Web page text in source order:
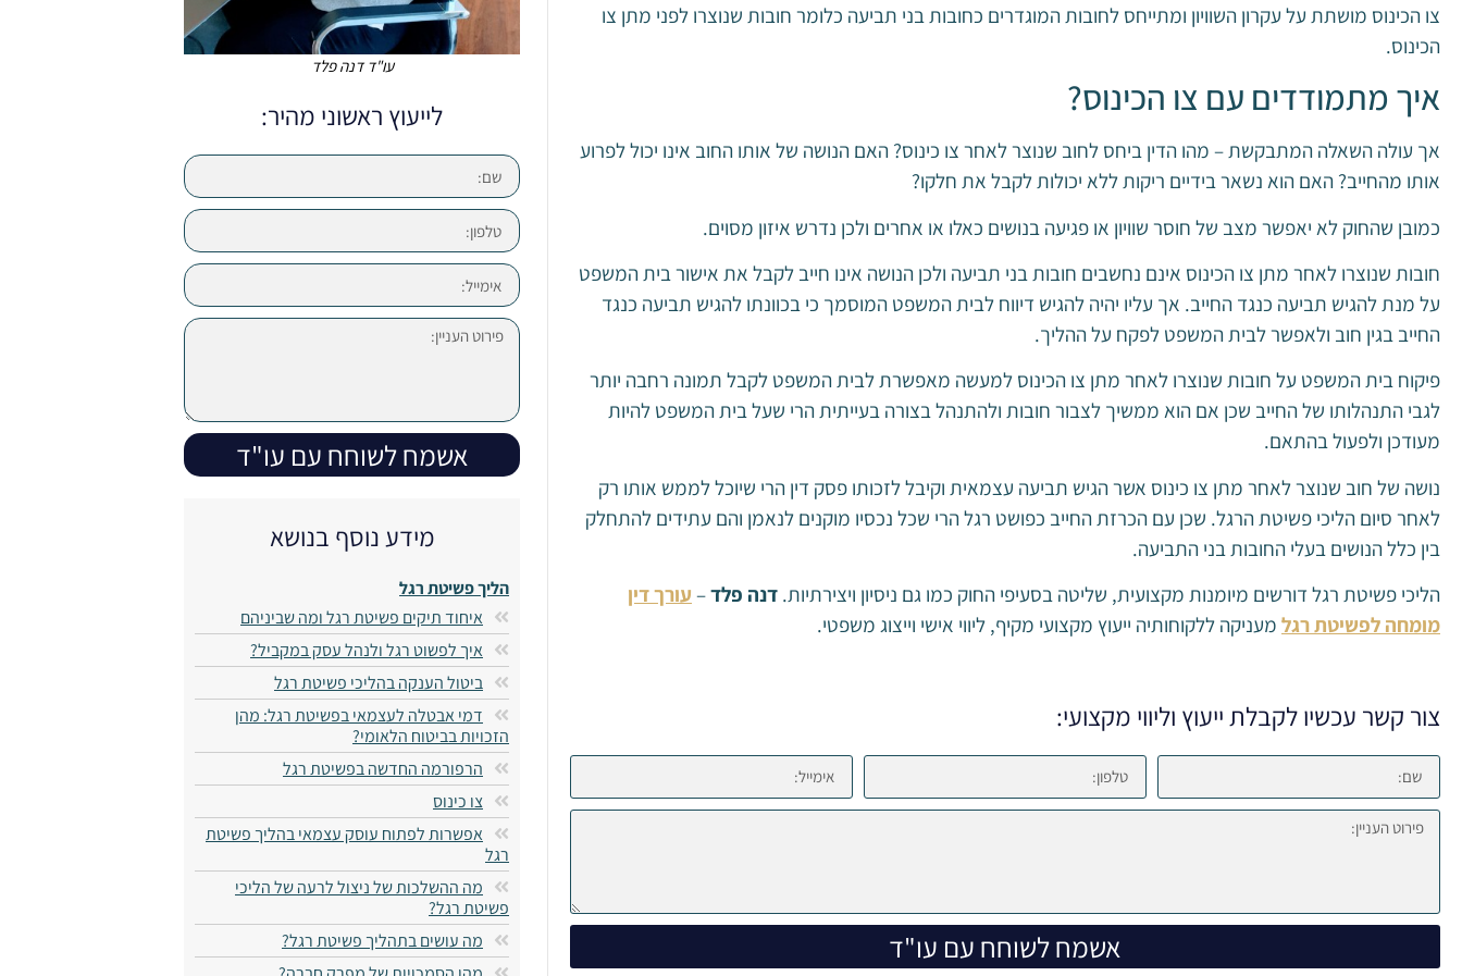
צו הכינוס מושתת על עקרון השוויון ומתייחס לחובות המוגדרים כחובות בני תביעה כלומר חובות שנוצרו לפני מתן צו
הכינוס.
איך מתמודדים עם צו הכינוס?
אך עולה השאלה המתבקשת – מהו הדין ביחס לחוב שנוצר לאחר צו כינוס? האם הנושה של אותו החוב אינו יכול לפרוע
אותו מהחייב? האם הוא נשאר בידיים ריקות ללא יכולות לקבל את חלקו?
כמובן שהחוק לא יאפשר מצב של חוסר שוויון או פגיעה בנושים כאלו או אחרים ולכן נדרש איזון מסוים.
חובות שנוצרו לאחר מתן צו הכינוס אינם נחשבים חובות בני תביעה ולכן הנושה אינו חייב לקבל את אישור בית המשפט
על מנת להגיש תביעה כנגד החייב. אך עליו יהיה להגיש דיווח לבית המשפט המוסמך כי בכוונתו להגיש תביעה כנגד
החייב בגין חוב ולאפשר לבית המשפט לפקח על ההליך.
פיקוח בית המשפט על חובות שנוצרו לאחר מתן צו הכינוס למעשה מאפשרת לבית המשפט לקבל תמונה רחבה יותר
לגבי התנהלותו של החייב שכן אם הוא ממשיך לצבור חובות ולהתנהל בצורה בעייתית הרי שעל בית המשפט להיות
מעודכן ולפעול בהתאם.
נושה של חוב שנוצר לאחר מתן צו כינוס אשר הגיש תביעה עצמאית וקיבל לזכותו פסק דין הרי שיוכל לממש אותו רק
לאחר סיום הליכי פשיטת הרגל. שכן עם הכרזת החייב כפושט רגל הרי שכל נכסיו מוקנים לנאמן והם עתידים להתחלק
בין כלל הנושים בעלי החובות בני התביעה.
הליכי פשיטת רגל דורשים מיומנות מקצועית, שליטה בסעיפי החוק כמו גם ניסיון ויצירתיות. דנה פלד– עורך דין
מומחה לפשיטת רגל מעניקה ללקוחותיה ייעוץ מקצועי מקיף, ליווי אישי וייצוג משפטי.
צור קשר עכשיו לקבלת ייעוץ וליווי מקצועי:
אשמח לשוחח עם עו"ד
עו"ד דנה פלד
לייעוץ ראשוני מהיר:
אשמח לשוחח עם עו"ד
מידע נוסף בנושא
הליך פשיטת רגל
איחוד תיקים פשיטת רגל ומה שביניהם
איך לפשוט רגל ולנהל עסק במקביל?
ביטול הענקה בהליכי פשיטת רגל
דמי אבטלה לעצמאי בפשיטת רגל: מהן
הזכויות בביטוח הלאומי?
הרפורמה החדשה בפשיטת רגל
צו כינוס
אפשרות לפתוח עוסק עצמאי בהליך פשיטת
רגל
מה ההשלכות של ניצול לרעה של הליכי
פשיטת רגל?
מה עושים בתהליך פשיטת רגל?